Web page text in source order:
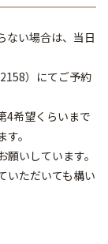
ない場合は、当日
）にてご予約
4希望くらいまで
。
いしています。
いただいても構い